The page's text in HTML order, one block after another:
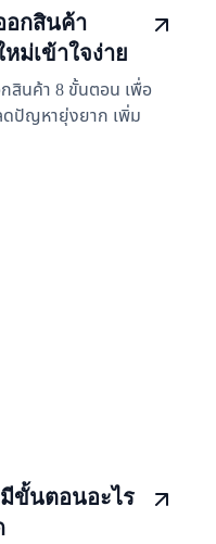
อกสินค้า
ม่เข้าใจง่าย
กสินค้า 8 ขั้นตอน เพื่อ
ดปัญหายุ่งยาก เพิ่ม
ขั้นตอนอะไร